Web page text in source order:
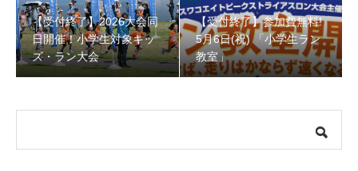
【受付終了】参加費無料! 5月6日(祝) 「小学生ラン教室」
【受付終了】2026大会同
日開催！小学生対象キッ
ズ・ラン大会
【受付終了】参加費無料!
5月6日(祝) 「小学生ラン
教室」